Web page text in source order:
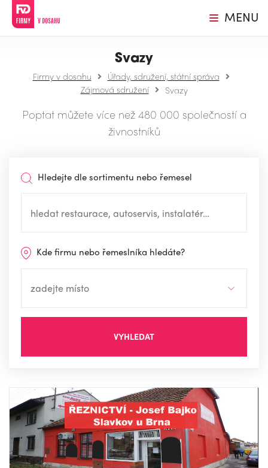
MENU
Svazy
Firmy v dosahu
Úřady, sdružení, státní správa
Zájmová sdružení
Svazy
Poptat můžete více než 480 000 společností a
živnostníků
Hledejte dle sortimentu nebo řemesel
Kde firmu nebo řemeslníka hledáte?
VYHLEDAT